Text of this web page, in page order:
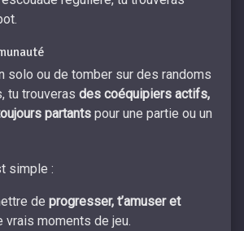
solo ou de tomber sur des randoms
tu trouveras des coéquipiers actifs,
partants pour une partie ou un
simple :
de progresser, t’amuser et
vrais moments de jeu.